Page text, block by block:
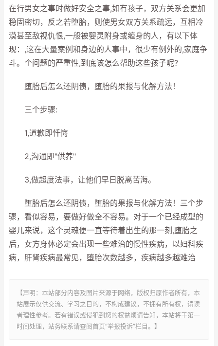
在行男女之事时做好安全之事,如有孩子，双方关系会更加
稳固密切，反之若堕胎，则使男女双方关系疏远，互相冷
漠甚至敌视仇恨,一般被婴灵附身或缠身的人，有以下体
现：,这在大量案例和身边的人事中，很少有例外的,家庭争
斗。个问题的严重性,到底该怎么帮助这些孩子呢?
堕胎后怎么还阴债，堕胎的果报与化解方法！
三个步骤:
1,道歉即忏悔
2,沟通即"供养"
3,做超度法事，让他们早日脱离苦海。
堕胎后怎么还阴债，堕胎的果报与化解方法！三个步
骤，看似容易，要做好做全不容易。对于一个已经成型的
婴儿来说，这个灵魂便一直等待着出生的那一刻,堕胎之
后，女方身体必定会出现一些难治的慢性疾病，以妇科疾
病，肝肾疾病最常见，堕胎次数越多，疾病越多越难治
【声明：本站部分内容及图片来源于网络，版权归原作者所有，本
站展示仅供交流、学习之目的，不构成建议，不拥有所有权，请读
者理性参考。若有错误或侵犯到您的权益烦请告知，本站将于第一
时间处理，站务联系请查阅首页“举报投诉”栏目。】